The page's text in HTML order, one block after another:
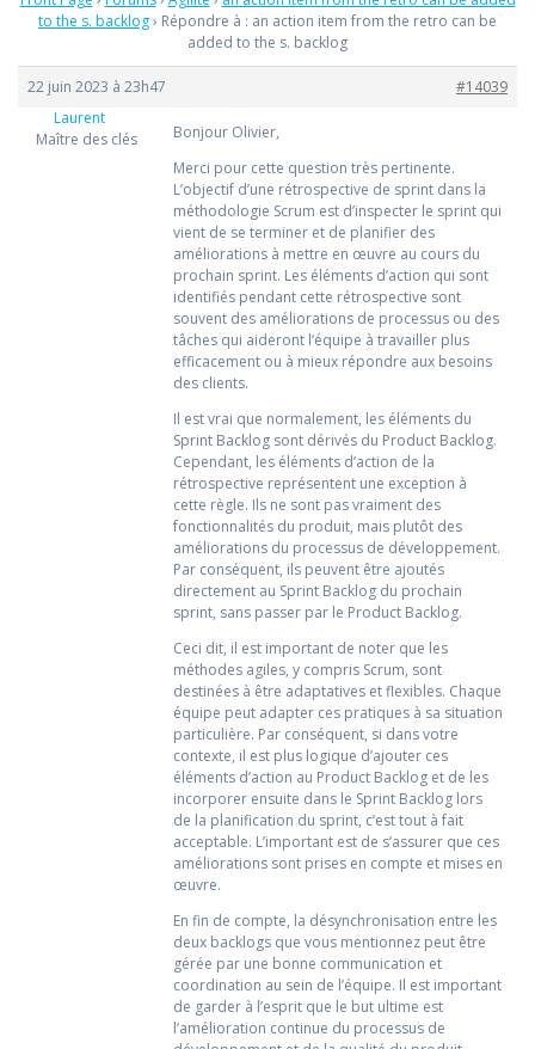
to the s. backlog› Répondre à : an action item from the retro can be
added to the s. backlog
22 juin 2023 à 23h47
#14039
Laurent
Maître des clés
Bonjour Olivier,
Merci pour cette question très pertinente.
L’objectif d’une rétrospective de sprint dans la
méthodologie Scrum est d’inspecter le sprint qui
vient de se terminer et de planifier des
améliorations à mettre en œuvre au cours du
prochain sprint. Les éléments d’action qui sont
identifiés pendant cette rétrospective sont
souvent des améliorations de processus ou des
tâches qui aideront l’équipe à travailler plus
efficacement ou à mieux répondre aux besoins
des clients.
Il est vrai que normalement, les éléments du
Sprint Backlog sont dérivés du Product Backlog.
Cependant, les éléments d’action de la
rétrospective représentent une exception à
cette règle. Ils ne sont pas vraiment des
fonctionnalités du produit, mais plutôt des
améliorations du processus de développement.
Par conséquent, ils peuvent être ajoutés
directement au Sprint Backlog du prochain
sprint, sans passer par le Product Backlog.
Ceci dit, il est important de noter que les
méthodes agiles, y compris Scrum, sont
destinées à être adaptatives et flexibles. Chaque
équipe peut adapter ces pratiques à sa situation
particulière. Par conséquent, si dans votre
contexte, il est plus logique d’ajouter ces
éléments d’action au Product Backlog et de les
incorporer ensuite dans le Sprint Backlog lors
de la planification du sprint, c’est tout à fait
acceptable. L’important est de s’assurer que ces
améliorations sont prises en compte et mises en
œuvre.
En fin de compte, la désynchronisation entre les
deux backlogs que vous mentionnez peut être
gérée par une bonne communication et
coordination au sein de l’équipe. Il est important
de garder à l’esprit que le but ultime est
l’amélioration continue du processus de